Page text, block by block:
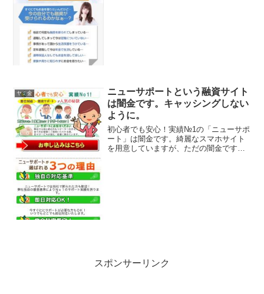
ヤミ金
ニューサポートという融資サイト
は闇金です。キャッシングしない
ように。
初心者でも安心！実績№1の「ニューサポ
ート」は闇金です。綺麗なスマホサイト
を用意していますが、ただの闇金です。
スポンサーリンク